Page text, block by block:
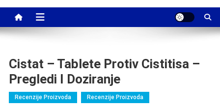
Cistat – Tablete Protiv Cistitisa –
Pregledi I Doziranje
Recenzije Proizvoda Recenzije Proizvoda